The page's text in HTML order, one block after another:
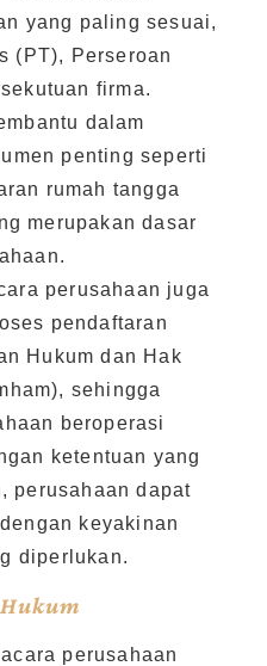
yang paling sesuai,
(PT), Perseroan
firma.
dalam
penting seperti
rumah tangga
merupakan dasar
perusahaan juga
pendaftaran
Hukum dan Hak
sehingga
beroperasi
ketentuan yang
perusahaan dapat
keyakinan
diperlukan.
perusahaan